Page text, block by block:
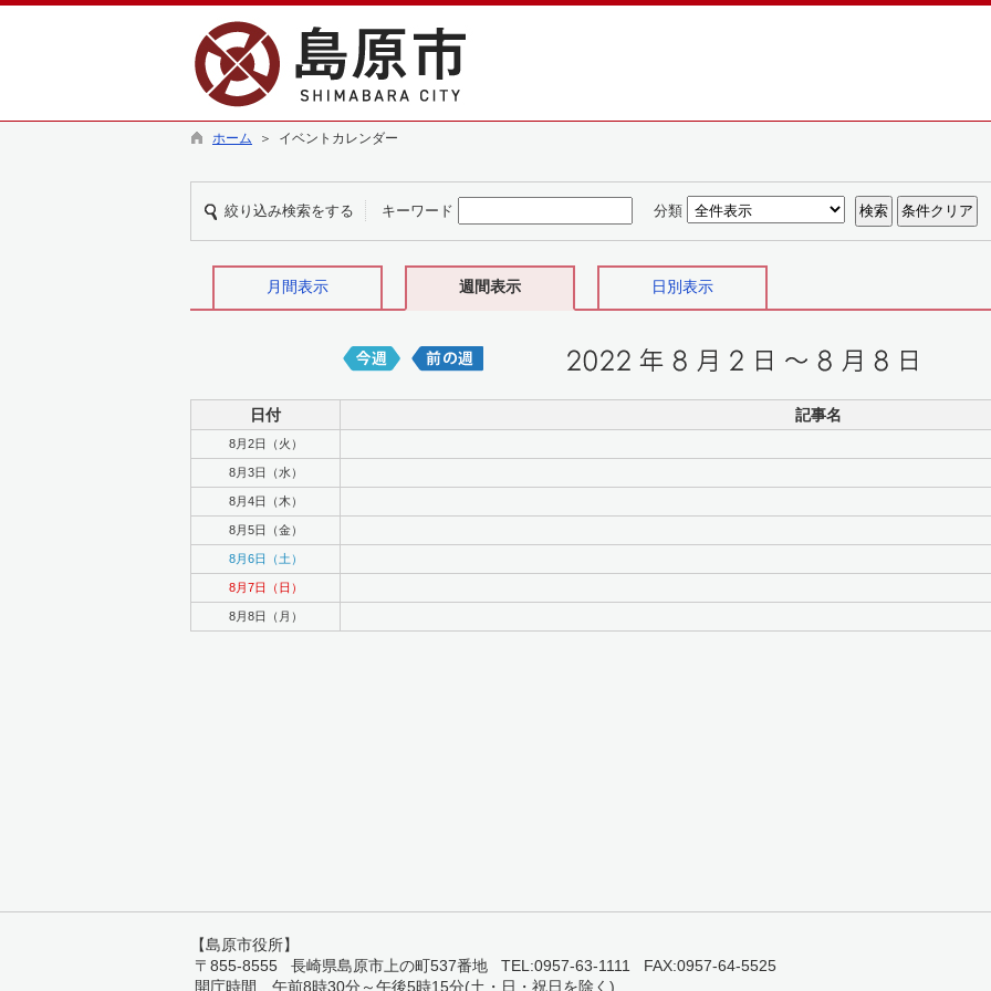
ホーム ＞ イベントカレンダー
絞り込み検索をする キーワード 分類
月間表示 週間表示 日別表示
日付 記事名
8月2日（火）
8月3日（水）
8月4日（木）
8月5日（金）
8月6日（土）
8月7日（日）
8月8日（月）
【島原市役所】
〒855-8555 長崎県島原市上の町537番地 TEL:0957-63-1111 FAX:0957-64-5525
開庁時間 午前8時30分～午後5時15分(土・日・祝日を除く)